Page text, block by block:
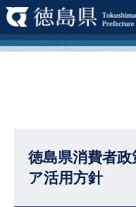
徳島県消費者
ア活用方針